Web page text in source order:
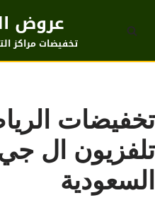
تخطى
عروض
تخفيضات مراكز
تخفيضات
السعودية